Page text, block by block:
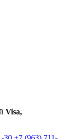
Visa,